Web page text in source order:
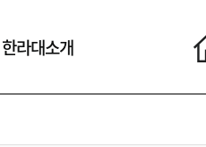
한라대소개